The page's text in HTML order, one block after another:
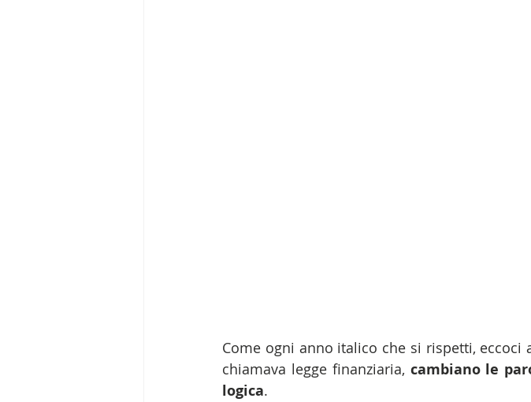
Come ogni anno italico che si rispetti,
chiamava legge finanziaria, cambiano le
logica.